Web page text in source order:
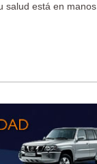
salud está en manos